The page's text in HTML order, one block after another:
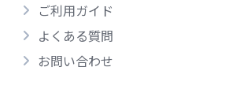
ご利用ガイド
よくある質問
お問い合わせ